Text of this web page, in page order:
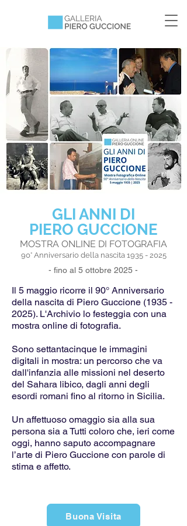
GLI ANNI DI
PIERO GUCCIONE
​MOSTRA ONLINE DI FOTOGRAFIA
90° Anniversario della nascita 1935 - 2025
- fino al 5 ottobre 2025 -
Il 5 maggio ricorre il 90° Anniversario
della nascita di Piero Guccione (1935 -
2025). L'Archivio lo festeggia con una
mostra online di fotografia.
Sono settantacinque le immagini
digitali in mostra: un percorso che va
dall'infanzia alle missioni nel deserto
del Sahara libico, dagli anni degli
esordi romani fino al ritorno in Sicilia.
Un affettuoso omaggio sia alla sua
persona sia a Tutti coloro che, ieri come
oggi, hanno saputo accompagnare
l’arte di Piero Guccione con parole di
stima e affetto.
Buona Visita